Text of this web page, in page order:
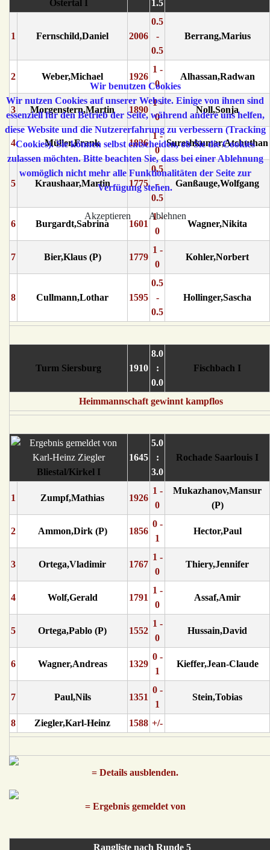
Ostertal I 1.5
1 Fernschild,Daniel 2006
0.5
-
0.5
Berrang,Marius
2 Weber,Michael 1926
1 -
0
Alhassan,Radwan
3 Morgenstern,Martin 1890
1 -
0
Noll,Sonja
4 Müller,Frank 1836
1 -
0
Sureshkumar,Atchuthan
5 Kraushaar,Martin 1775
0.5
-
0.5
Ganßauge,Wolfgang
6 Burgardt,Sabrina 1601
1 -
0
Wagner,Nikita
7 Bier,Klaus (P) 1779
1 -
0
Kohler,Norbert
8 Cullmann,Lothar 1595
0.5
-
0.5
Hollinger,Sascha
Turm Siersburg 1910
8.0
:
0.0
Fischbach I
Heimmannschaft gewinnt kampflos
Bliestal/Kirkel I
1645
5.0
:
3.0
Rochade Saarlouis I
1 Zumpf,Mathias 1926
1 -
0
Mukazhanov,Mansur
(P)
2 Ammon,Dirk (P) 1856
0 -
1
Hector,Paul
3 Ortega,Vladimir 1767
1 -
0
Thiery,Jennifer
4 Wolf,Gerald 1791
1 -
0
Assaf,Amir
5 Ortega,Pablo (P) 1552
1 -
0
Hussain,David
6 Wagner,Andreas 1329
0 -
1
Kieffer,Jean-Claude
7 Paul,Nils 1351
0 -
1
Stein,Tobias
8 Ziegler,Karl-Heinz 1588 +/-
= Details ausblenden.
= Ergebnis gemeldet von
Rangliste nach Runde 5
Wir benutzen Cookies
Wir nutzen Cookies auf unserer Website. Einige von ihnen sind
essenziell für den Betrieb der Seite, während andere uns helfen,
diese Website und die Nutzererfahrung zu verbessern (Tracking
Cookies). Sie können selbst entscheiden, ob Sie die Cookies
zulassen möchten. Bitte beachten Sie, dass bei einer Ablehnung
womöglich nicht mehr alle Funktionalitäten der Seite zur
Verfügung stehen.
Akzeptieren Ablehnen